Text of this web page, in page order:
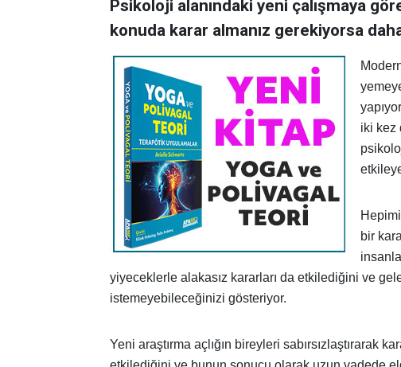
Psikoloji alanındaki yeni çalışmaya
konuda karar almanız gerekiyorsa
iki kez
bir
yiyeceklerle alakasız kararları da etkilediğini ve
istemeyebileceğinizi gösteriyor.
Yeni araştırma açlığın bireyleri sabırsızlaştırarak